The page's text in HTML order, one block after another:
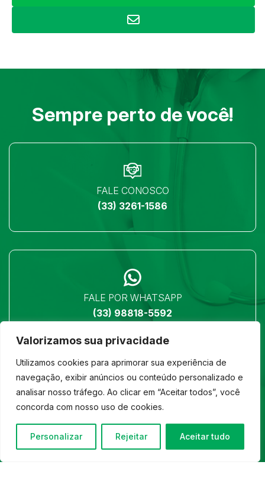
Valorizamos sua privacidade
Utilizamos cookies para aprimorar sua experiência de
navegação, exibir anúncios ou conteúdo personalizado e
analisar nosso tráfego. Ao clicar em “Aceitar todos”, você
concorda com nosso uso de cookies.
Personalizar Rejeitar Aceitar tudo
Sempre perto de você!
FALE CONOSCO
(33) 3261-1586
FALE POR WHATSAPP
(33) 98818-5592
LOCALIZAÇÃO